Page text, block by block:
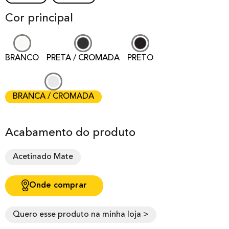
Cor principal
BRANCO PRETA / CROMADA PRETO
BRANCA / CROMADA
Acabamento do produto
Acetinado Mate
Onde comprar
Quero esse produto na minha loja >